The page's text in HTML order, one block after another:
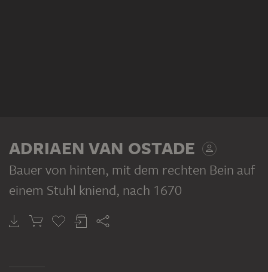
ADRIAEN VAN OSTADE
Bauer von hinten, mit dem rechten Bein auf
einem Stuhl kniend, nach 1670